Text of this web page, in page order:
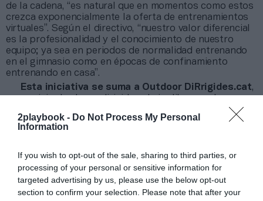
2playbook - Do Not Process My Personal
Information
If you wish to opt-out of the sale, sharing to third parties, or
processing of your personal or sensitive information for
targeted advertising by us, please use the below opt-out
section to confirm your selection. Please note that after your
de la cadena, “es natural que en momentos como estos
crezca exponencialmente la oferta de entrenamientos
virtuales”. Según el directivo, “nuestro valor diferencial
es la profesionalidad y el conocimiento de nuestro
equipo; ya sea en periodos de normalidad entrenando
en el gimnasio como en épocas de confinamiento
entrenando en casa”.
Esta iniciativa se suma a Outdoor DiRrigides.cat,
puesto en marcha la compañía para ofrecer sesiones
fuera del club. El servicio es de pago, como ya adelantó
este diario.
de 50,3 millones de euros, lo que supuso un incremento
del 7,4% de la facturación respecto al año anterior, y
un resultado antes de impuestos que superó los
700.000 euros. La compañía opera con su marca